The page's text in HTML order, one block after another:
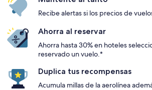
Recibe alertas si los precios de
Ahorra al reservar
Ahorra hasta 30% en hoteles
reservado un vuelo.*
Duplica tus recompensas
Acumula millas de la aerolínea